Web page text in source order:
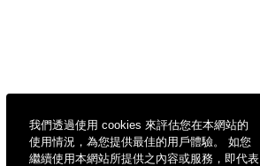
我們透過使用 cookies 來評估您在本網站的
使用情況，為您提供最佳的用戶體驗。 如您
繼續使用本網站所提供之內容或服務，即代表